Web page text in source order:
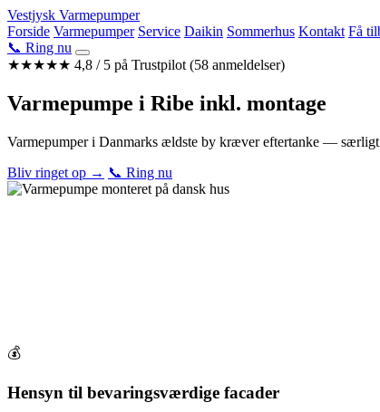
Videre
til
indhold
Vestjysk Varmepumper
Forside Varmepumper Service Daikin Sommerhus Kontakt Få
📞 Ring nu
★★★★★ 4,8 / 5 på Trustpilot (58 anmeldelser)
Varmepumpe i Ribe inkl. montage
Varmepumper i Danmarks ældste by kræver eftertanke —
Bliv ringet op → 📞 Ring nu
💰
Hensyn til bevaringsværdige facader